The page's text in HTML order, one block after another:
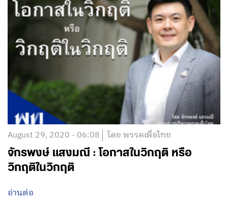
August 29, 2020 - 06:08 โดย พรรคเพื่อไทย
จักรพงษ์ แสงมณี : โอกาสในวิกฤติ หรือ
วิกฤติในวิกฤติ
อ่านต่อ